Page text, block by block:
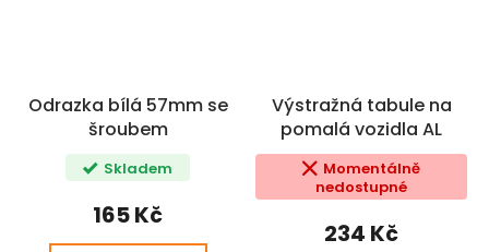
Odrazka bílá 57mm se
šroubem
Skladem
165 Kč
Výstražná tabule na
pomalá vozidla AL
Momentálně
nedostupné
234 Kč